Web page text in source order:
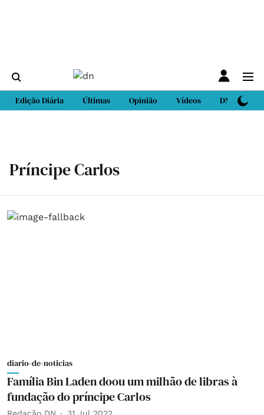
Edição Diária Últimas Opinião Vídeos DN Sport
Príncipe Carlos
diario-de-noticias
Família Bin Laden doou um milhão de libras à
fundação do príncipe Carlos